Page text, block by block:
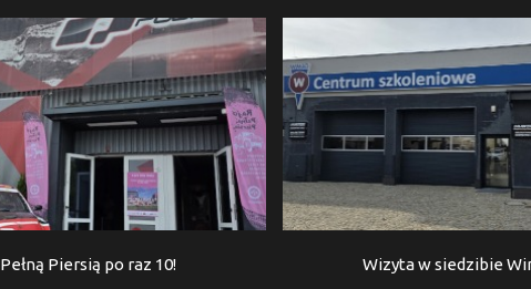
Pełną Piersią po raz 10! Wizyta w siedzibie